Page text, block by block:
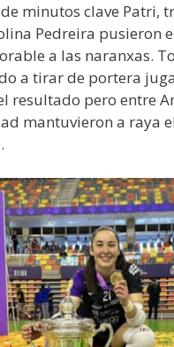
minutos clave Patri,
Pedreira pusieron
a las naranxas.
a tirar de portera
resultado pero entre
mantuvieron a raya